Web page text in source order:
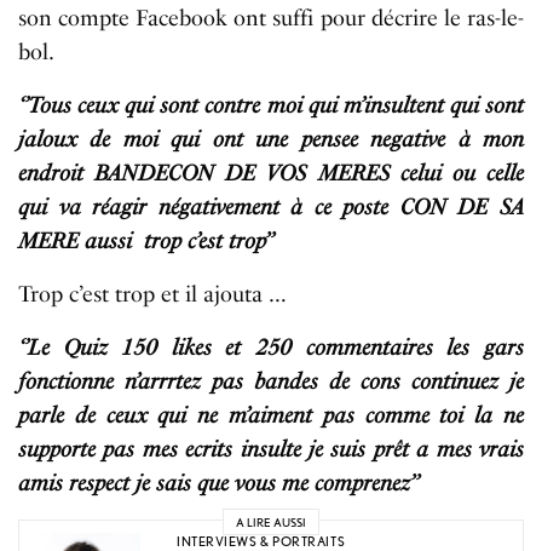
son compte Facebook ont suffi pour décrire le ras-le-
bol.
‘’Tous ceux qui sont contre moi qui m’insultent qui sont
jaloux de moi qui ont une pensee negative à mon
endroit BANDECON DE VOS MERES celui ou celle
qui va réagir négativement à ce poste CON DE SA
MERE aussi trop c’est trop’’
Trop c’est trop et il ajouta …
‘’Le Quiz 150 likes et 250 commentaires les gars
fonctionne n’arrrtez pas bandes de cons continuez je
parle de ceux qui ne m’aiment pas comme toi la ne
supporte pas mes ecrits insulte je suis prêt a mes vrais
amis respect je sais que vous me comprenez’’
A LIRE AUSSI
INTERVIEWS & PORTRAITS